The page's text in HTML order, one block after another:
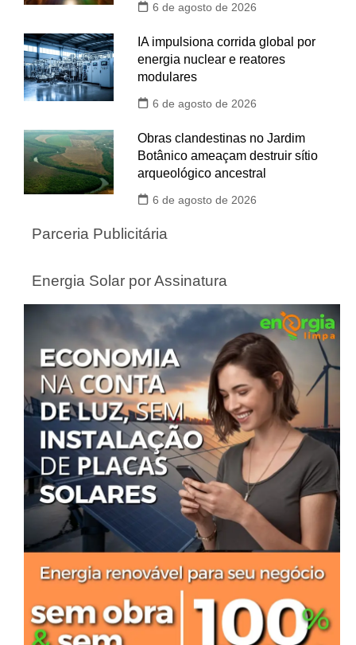
6 de agosto de 2026
IA impulsiona corrida global por
energia nuclear e reatores
modulares
6 de agosto de 2026
Obras clandestinas no Jardim
Botânico ameaçam destruir sítio
arqueológico ancestral
6 de agosto de 2026
Parceria Publicitária
Energia Solar por Assinatura